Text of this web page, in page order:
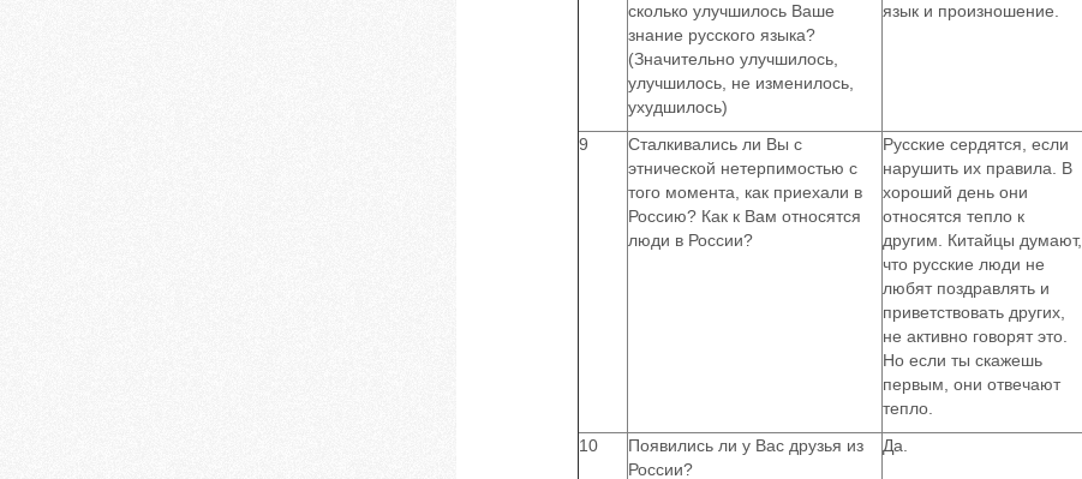
сколько улучшилось Ваше
знание русского языка?
(Значительно улучшилось,
улучшилось, не изменилось,
ухудшилось)
язык и произношение.
9
Сталкивались ли Вы с
этнической нетерпимостью с
того момента, как приехали в
Россию? Как к Вам относятся
люди в России?
Русские сердятся, если
нарушить их правила. В
хороший день они
относятся тепло к
другим. Китайцы думают,
что русские люди не
любят поздравлять и
приветствовать других,
не активно говорят это.
Но если ты скажешь
первым, они отвечают
тепло.
10
Появились ли у Вас друзья из
России?
Да.